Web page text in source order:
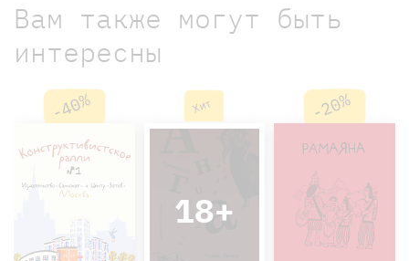
Вам также могут быть
интересны
-40% Хит
18+
-20%